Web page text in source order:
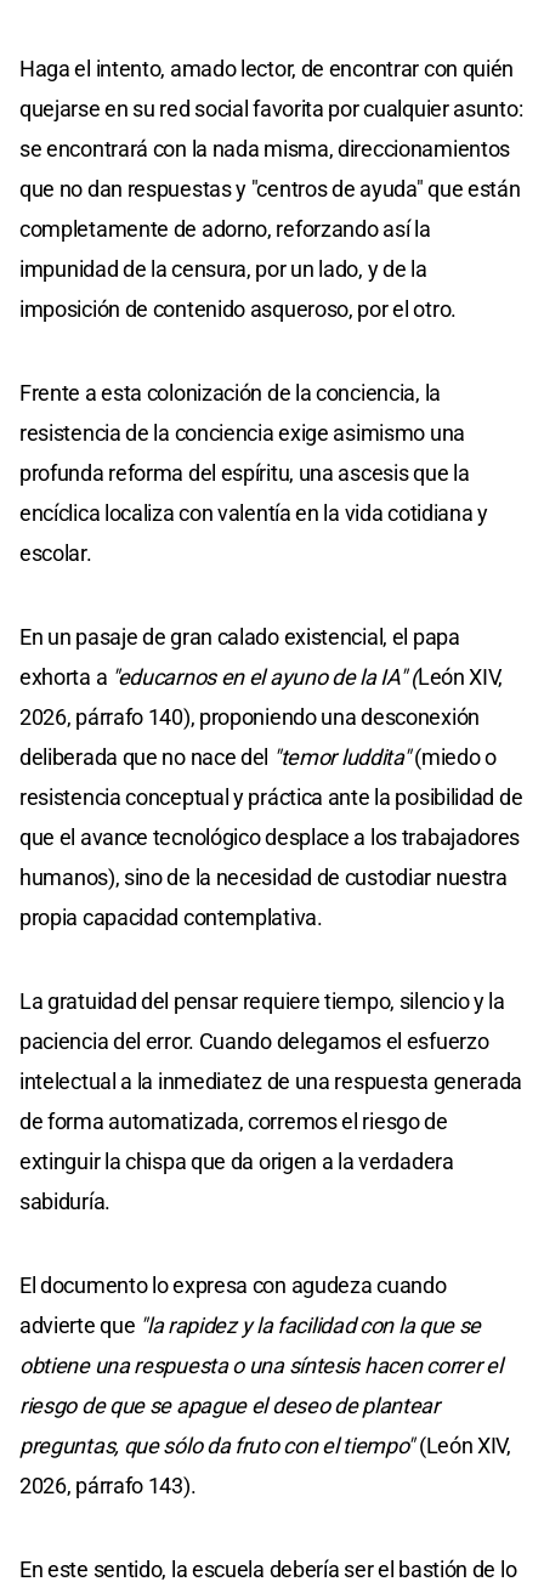
Haga el intento, amado lector, de encontrar con quién
quejarse en su red social favorita por cualquier asunto:
se encontrará con la nada misma, direccionamientos
que no dan respuestas y "centros de ayuda" que están
completamente de adorno, reforzando así la
impunidad de la censura, por un lado, y de la
imposición de contenido asqueroso, por el otro.
Frente a esta colonización de la conciencia, la
resistencia de la conciencia exige asimismo una
profunda reforma del espíritu, una ascesis que la
encíclica localiza con valentía en la vida cotidiana y
escolar.
En un pasaje de gran calado existencial, el papa
exhorta a "educarnos en el ayuno de la IA" (León XIV,
2026, párrafo 140), proponiendo una desconexión
deliberada que no nace del "temor luddita"(miedo o
resistencia conceptual y práctica ante la posibilidad de
que el avance tecnológico desplace a los trabajadores
humanos), sino de la necesidad de custodiar nuestra
propia capacidad contemplativa.
La gratuidad del pensar requiere tiempo, silencio y la
paciencia del error. Cuando delegamos el esfuerzo
intelectual a la inmediatez de una respuesta generada
de forma automatizada, corremos el riesgo de
extinguir la chispa que da origen a la verdadera
sabiduría.
El documento lo expresa con agudeza cuando
advierte que "la rapidez y la facilidad con la que se
obtiene una respuesta o una síntesis hacen correr el
riesgo de que se apague el deseo de plantear
preguntas, que sólo da fruto con el tiempo"(León XIV,
2026, párrafo 143).
En este sentido, la escuela debería ser el bastión de lo